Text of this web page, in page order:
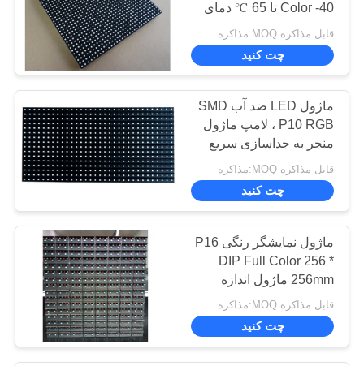
صفحه نمایش LED
محیطی استادیوم
10
صفحه نمایش امتیاز
LED
10
Color -40 تا 65 ℃ دمای
کار
قابل مذاکره MOQ:مذاکره
چت کنید
ماژول LED ضد آب SMD
P10 RGB ، لامپ ماژول
منجر به جداسازی سریع
حرارت
قابل مذاکره MOQ:مذاکره
چت کنید
ماژول نمایشگر رنگی P16
DIP Full Color 256 *
256mm ماژول اندازه
کارایی بالا
قابل مذاکره MOQ:مذاکره
چت کنید